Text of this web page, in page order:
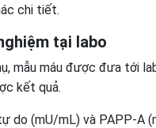
chi tiết.
tại labo
mẫu máu được đưa tới
kết quả.
do (mU/mL) và PAPP-A